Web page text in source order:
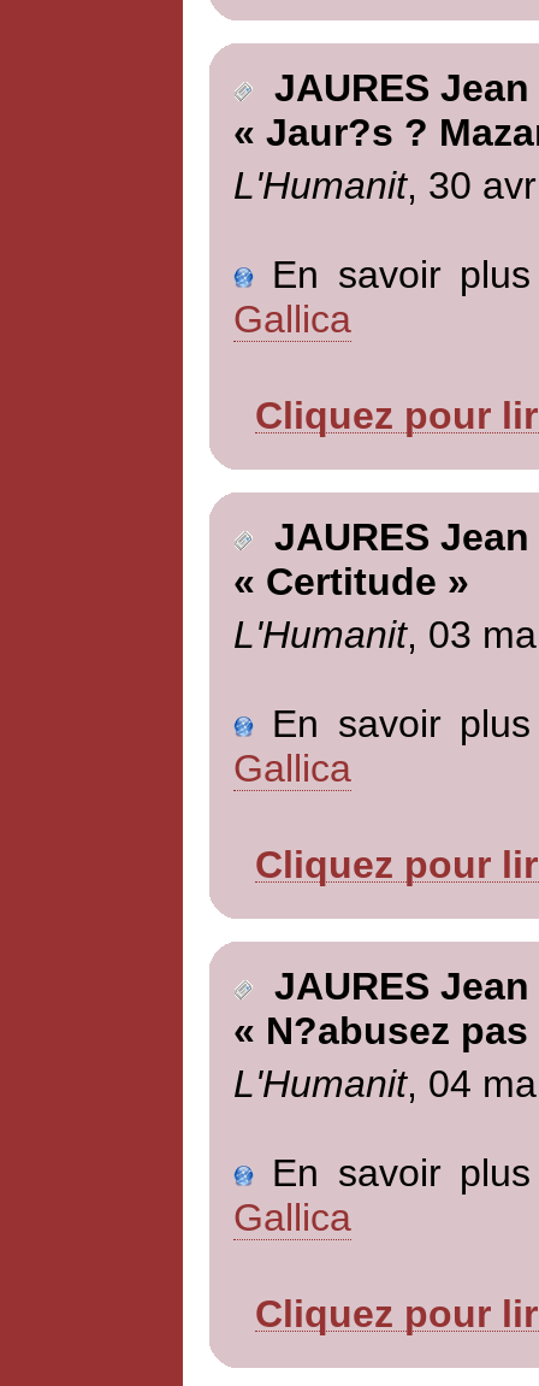
JAURES Jean
« Jaur?s ?
L'Humanit, 30
En savoir
Gallica
Cliquez pour
JAURES Jean
« Certitude »
L'Humanit, 03
En savoir
Gallica
Cliquez pour
JAURES Jean
« N?abusez pas
L'Humanit, 04
En savoir
Gallica
Cliquez pour